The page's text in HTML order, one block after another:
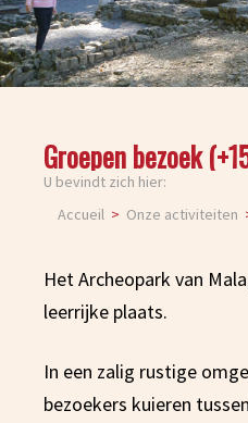
Groepen bezoek
U bevindt zich hier:
Accueil
Onze activiteiten
Het Archeopark van
leerrijke plaats.
In een zalig rustige
bezoekers kuieren